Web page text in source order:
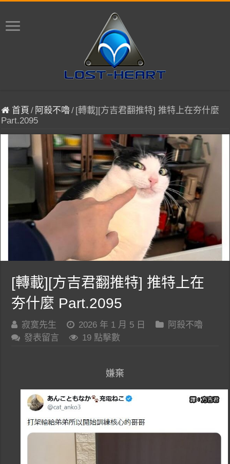
首頁 / 阿殺不嚕/ [轉載][方吉君翻推特] 推特上在夯什麼
Part.2095
[轉載][方吉君翻推特] 推特上在
夯什麼 Part.2095
寂寞先生 2026 年 1 月 5 日
阿殺不嚕
發表留言
19 點擊數
嫌棄